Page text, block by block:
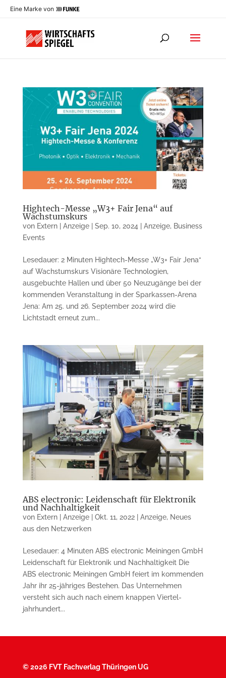
Eine Marke von
Hightech-Messe „W3+ Fair Jena“ auf
Wachstumskurs
von Extern | Anzeige| Sep. 10, 2024 | Anzeige, Business
Events
Lesedauer: 2 Minuten Hightech-Messe „W3+ Fair Jena“
auf Wachstumskurs Visionäre Technologien,
ausgebuchte Hallen und über 50 Neuzugänge bei der
kommenden Veranstaltung in der Sparkassen-Arena
Jena: Am 25. und 26. September 2024 wird die
Lichtstadt erneut zum...
ABS electronic: Leidenschaft für Elektronik
und Nachhaltigkeit
von Extern | Anzeige| Okt. 11, 2022| Anzeige, Neues
aus den Netzwerken
Lesedauer: 4 Minuten ABS electronic Meiningen GmbH
Leidenschaft für Elektronik und Nach­haltigkeit Die
ABS electronic Meiningen GmbH feiert im kommenden
Jahr ihr 25-jähriges Bestehen. Das Unternehmen
versteht sich auch nach einem knappen Viertel­
jahrhundert...
©2026 FVT Fachverlag Thüringen UG